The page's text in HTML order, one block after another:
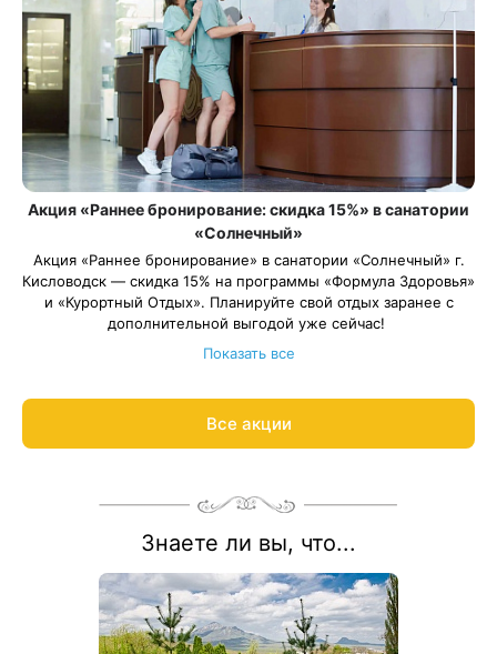
Акция «Раннее бронирование: скидка 15%» в санатории
«Солнечный»
Акция «Раннее бронирование» в санатории «Солнечный» г.
Кисловодск — скидка 15% на программы «Формула Здоровья»
и «Курортный Отдых». Планируйте свой отдых заранее с
дополнительной выгодой уже сейчас!
Весь период проживания должен пройти в даты: 15 ноября —
30 декабря 2025, 11 января — 20 марта 2026 и 15 ноября —
акции:8 800 700-15-77
Показать все
Все акции
Знаете ли вы, что...